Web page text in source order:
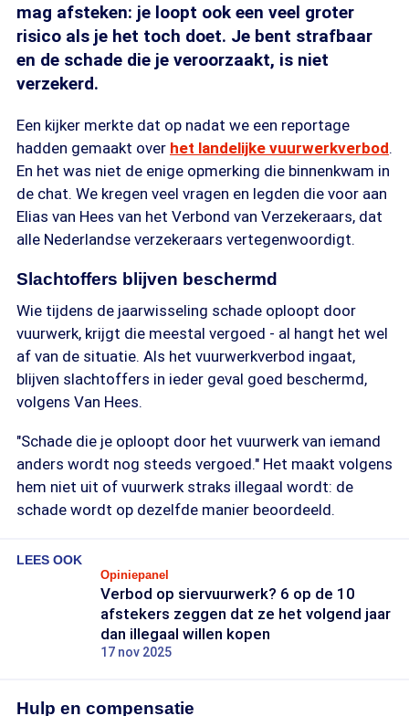
mag afsteken: je loopt ook een veel groter
risico als je het toch doet. Je bent strafbaar
en de schade die je veroorzaakt, is niet
verzekerd.
Een kijker merkte dat op nadat we een reportage
hadden gemaakt over het landelijke vuurwerkverbod.
En het was niet de enige opmerking die binnenkwam in
de chat. We kregen veel vragen en legden die voor aan
Elias van Hees van het Verbond van Verzekeraars, dat
alle Nederlandse verzekeraars vertegenwoordigt.
Slachtoffers blijven beschermd
Wie tijdens de jaarwisseling schade oploopt door
vuurwerk, krijgt die meestal vergoed - al hangt het wel
af van de situatie. Als het vuurwerkverbod ingaat,
blijven slachtoffers in ieder geval goed beschermd,
volgens Van Hees.
"Schade die je oploopt door het vuurwerk van iemand
anders wordt nog steeds vergoed." Het maakt volgens
hem niet uit of vuurwerk straks illegaal wordt: de
schade wordt op dezelfde manier beoordeeld.
LEES OOK
Opiniepanel
Verbod op siervuurwerk? 6 op de 10
afstekers zeggen dat ze het volgend jaar
dan illegaal willen kopen
17 nov 2025
Hulp en compensatie